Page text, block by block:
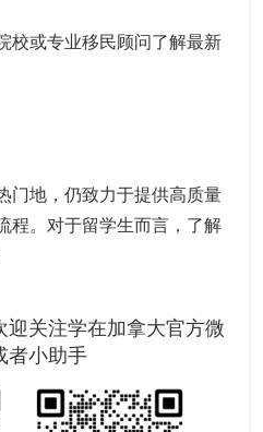
校或专业移民顾问了解最新
地，仍致力于提供高质量
程。对于留学生而言，了解
迎关注学在加拿大官方微
者小助手